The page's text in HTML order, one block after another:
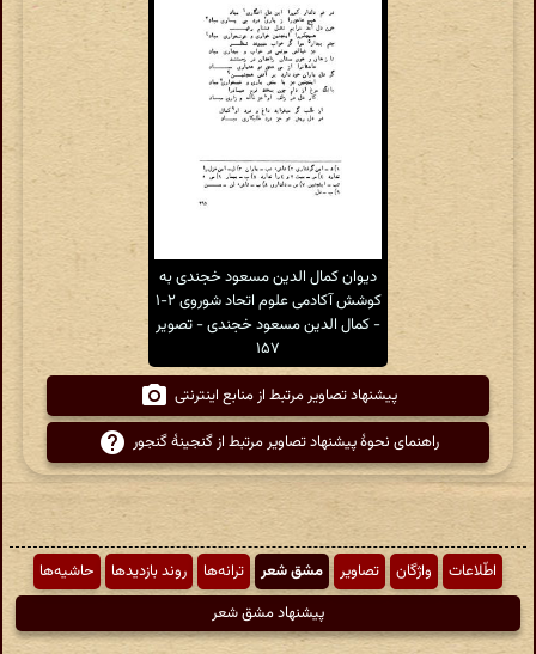
دیوان کمال الدین مسعود خجندی به
کوشش آکادمی علوم اتحاد شوروی ۲-۱
- کمال الدین مسعود خجندی - تصویر
۱۵۷
پیشنهاد تصاویر مرتبط از منابع اینترنتی
راهنمای نحوهٔ پیشنهاد تصاویر مرتبط از گنجینهٔ گنجور
اطّلاعات واژگان تصاویر مشق شعر ترانه‌ها روند بازدیدها
حاشیه‌ها
پیشنهاد مشق شعر